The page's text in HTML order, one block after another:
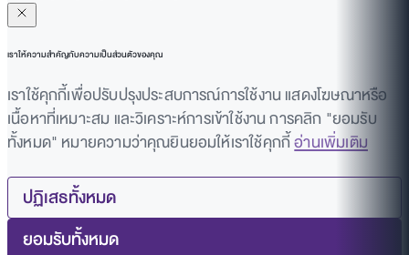
เราให้ความสำคัญกับความเป็นส่วนตัวของคุณ
เราใช้คุกกี้เพื่อปรับปรุงประสบการณ์การใช้งาน แสดงโฆษณาหรือ
เนื้อหาที่เหมาะสม และวิเคราะห์การเข้าใช้งาน การคลิก "ยอมรับ
ทั้งหมด" หมายความว่าคุณยินยอมให้เราใช้คุกกี้อ่านเพิ่มเติม
ปฏิเสธทั้งหมด
ยอมรับทั้งหมด